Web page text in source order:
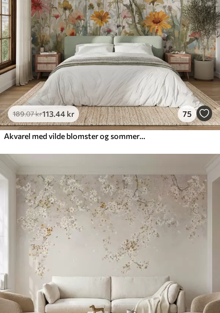
189.07kr113 .44 kr 75